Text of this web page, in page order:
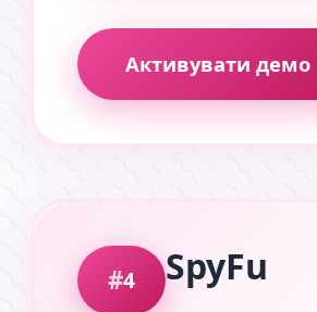
Активувати демо
4 SpyFu